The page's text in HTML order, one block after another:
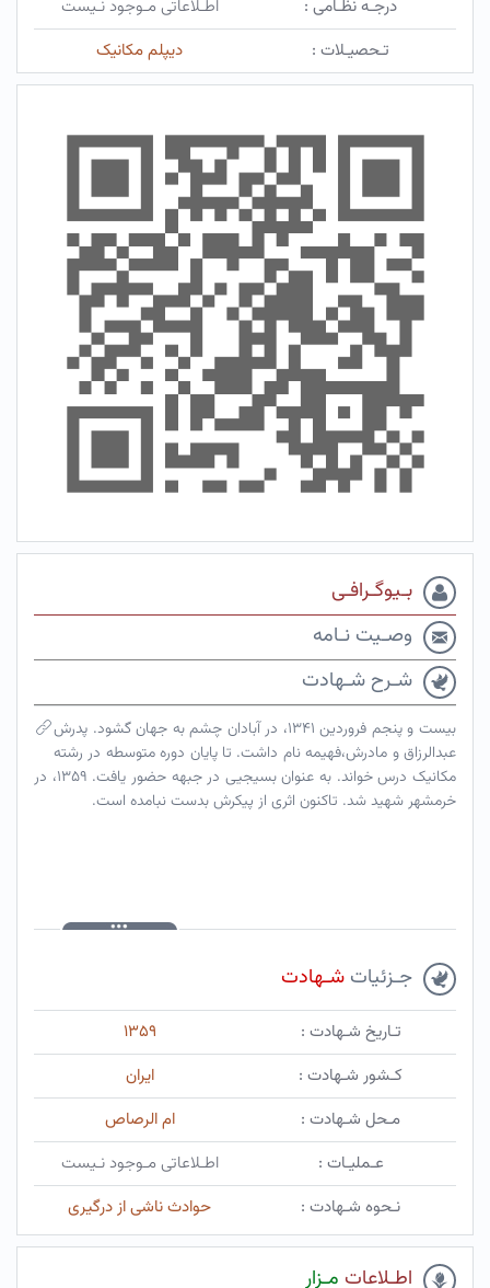
درجـه نظـامی :
اطـلاعاتی مـوجود نـیست
تـحصیـلات :
دیپلم مکانیک
بـیوگـرافـی
وصـیت نـامه
شـرح شـهادت
بیست و پنجم فروردین ۱۳۴۱، در آبادان چشم به جهان گشود. پدرش
عبدالرزاق و مادرش،فهیمه نام داشت. تا پایان دوره متوسطه در رشته
مکانیک درس خواند. به عنوان بسیجیی در جبهه حضور یافت. ۱۳۵۹، در
خرمشهر شهید شد. تاکنون اثری از پیکرش بدست نبامده است.
جـزئیات شـهادت
تـاریخ شـهادت :
۱۳۵۹
کـشور شـهادت :
ایران
مـحل شـهادت :
ام الرصاص
عـملیـات :
اطـلاعاتی مـوجود نـیست
نـحوه شـهادت :
حوادث ناشی از درگیری
اطـلاعات مـزار